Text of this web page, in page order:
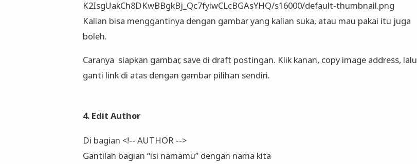
K2IsgUakCh8DKwBBgkBj_Qc7fyiwCLcBGAsYHQ/s16000/default-thumbnail.png
Kalian bisa menggantinya dengan gambar yang kalian suka, atau mau pakai itu juga
boleh.
Caranya siapkan gambar, save di draft postingan. Klik kanan, copy image address, lalu
ganti link di atas dengan gambar pilihan sendiri.
4. Edit Author
Di bagian <!-- AUTHOR -->
Gantilah bagian “isi namamu” dengan nama kita